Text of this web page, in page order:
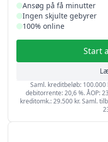
Ansøg på få minutter
Ingen skjulte gebyrer
100% online
Start
Saml. kreditbeløb: 100.000
debitorrente: 20,6 %. ÅOP:
kreditomk.: 29.500 kr. Saml.